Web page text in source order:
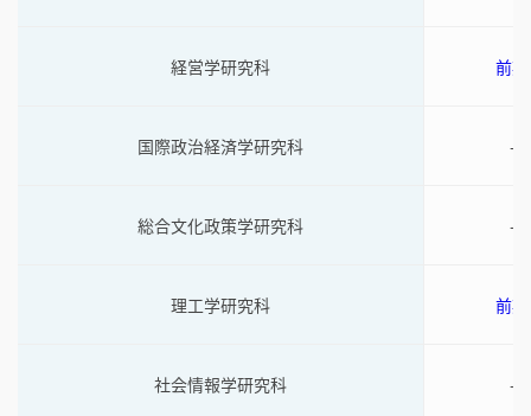
経営学研究科 前期
国際政治経済学研究科 -
総合文化政策学研究科 -
理工学研究科 前期
社会情報学研究科 -